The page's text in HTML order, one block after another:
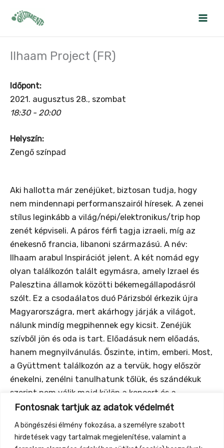
Fontosnak tartjuk az adatok védelmét
A böngészési élmény fokozása, a személyre szabott
hirdetések vagy tartalmak megjelenítése, valamint a
Ilhaam Project (FR)
Időpont:
2021. augusztus 28., szombat
18:30 - 20:00
Helyszín:
Zengő színpad
Aki hallotta már zenéjüket, biztosan tudja, hogy
nem mindennapi performanszairól híresek. A zenei
stílus leginkább a világ/népi/elektronikus/trip hop
zenét képviseli. A páros férfi tagja izraeli, míg az
énekesnő francia, libanoni származású. A név:
Ilhaam arabul Inspirációt jelent. A két nomád egy
olyan találkozón talált egymásra, amely Izrael és
Palesztina államok közötti békemegállapodásról
szólt. Ez a csodaálatos duó Párizsból érkezik újra
Magyarországra, mert akárhogy járják a világot,
nálunk mindíg megpihennek egy kicsit. Zenéjük
szívből jön és oda is tart. Előadásuk nem előadás,
hanem megnyilvánulás. Őszinte, intim, emberi. Most,
a Gyüttment találkozón az a tervük, hogy először
énekelni, zenélni tanulhatunk tőlük, és szándékuk
szerint nem válik majd külön a koncert és a
közönség, hanem az egész egy nagy nagy találkozás
lesz.
https://www.youtube.com/watch?v=EDxqDeLfD-